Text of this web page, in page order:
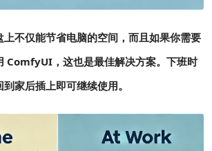
不仅能节省电脑的空间，而且如果你需要
ComfyUI，这也是最佳解决方案。下班时
家后插上即可继续使用。